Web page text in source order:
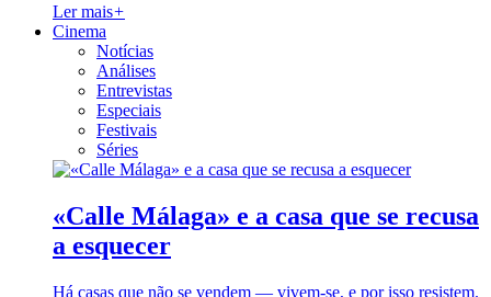
Ler mais+
Cinema
Notícias
Análises
Entrevistas
Especiais
Festivais
Séries
«Calle Málaga» e a casa que se recusa
a esquecer
Há casas que não se vendem — vivem-se, e por isso resistem.